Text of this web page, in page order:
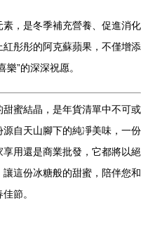
，是冬季補充營養、促進消化
彤彤的阿克蘇蘋果，不僅增添
”的深深祝愿。
蜜結晶，是年貨清單中不可或
自天山腳下的純凈美味，一份
用還是商業批發，它都將以絕
這份冰糖般的甜蜜，陪伴您和
節。